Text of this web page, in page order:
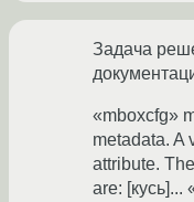
Задача
«mboxcfg»
metadata. A
attribute.
are: [кусь]...